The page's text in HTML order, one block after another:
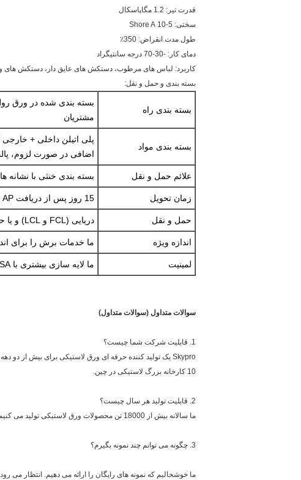
قدرت تیر: 1.2 مگاپاسکال
سختی: 5-10 Shore A
طول مدت انقراض: 350٪
دمای کار: -30-70 درجه سانتیگراد
کاربرد: لباس های مرطوب، دستکش های عایق دار، دستکش های
بسته بندی و حمل و نقل:
بسته بندی راه
مشتریان
بسته بندی مواد
پلی اتیلن داخلی + خارجی
اضافی در صورت لزوم،
علائم حمل و نقل بسته بندی خنثی با نشانه
زمان تحویل 15 روز پس از دریافت AP و پرداخت اولیه
حمل و نقل دریایی (FCL و LCL) و یا حمل و نقل هوایی
اندازه ویژه ما خدمات برش را برای
لمینیت ما لایه سازی بیشتری با PSA، پارچه یا سایر مواد فراهم می کنیم.
سوالات متداول (سوالات متداول)
1. قابلیت شرکت شما چیست؟
Skypro یک تولید کننده حرفه ای ورق لاستیکی برای بیش از دو دهه است.
10 کارخانه بزرگ لاستیکی در چین.
2. قابلیت تولید هر سال چیست؟
ما سالانه بیش از 18000 تن محصولات ورق لاستیکی تولید می کنیم.
3. چگونه می توانم چند نمونه بگیرم؟
ما خوشحالیم که نمونه های رایگان را ارائه می دهیم. انتظار